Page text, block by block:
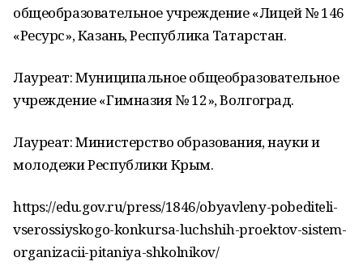
общеобразовательное учреждение «Лицей № 146
«Ресурс», Казань, Республика Татарстан.
Лауреат: Муниципальное общеобразовательное
учреждение «Гимназия № 12», Волгоград.
Лауреат: Министерство образования, науки и
молодежи Республики Крым.
https://edu.gov.ru/press/1846/obyavleny-pobediteli-
vserossiyskogo-konkursa-luchshih-proektov-sistem-
organizacii-pitaniya-shkolnikov/